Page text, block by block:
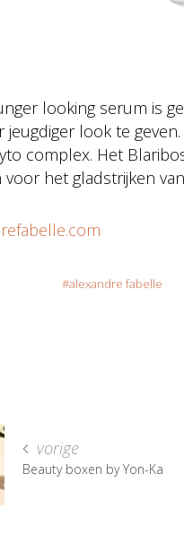
looking serum is
jeugdiger look te
complex. Het
voor het gladstrijken
alexandre fabelle
vorige
Beauty boxen by Yon-Ka